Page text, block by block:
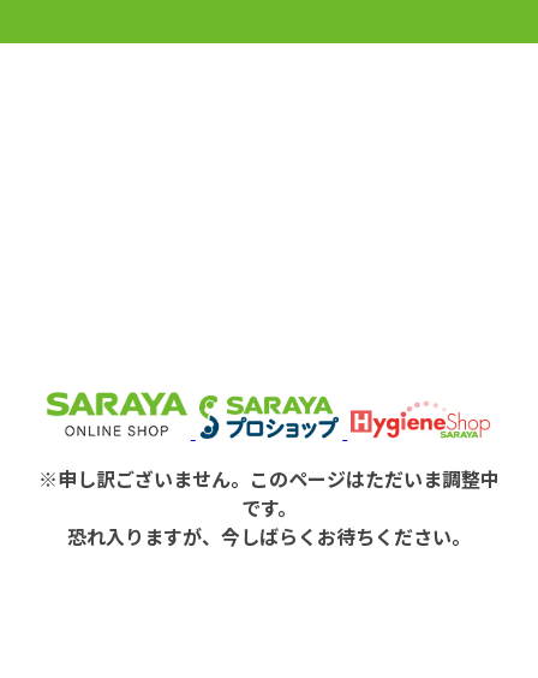
※申し訳ございません。このページはただいま調整中
です。
恐れ入りますが、今しばらくお待ちください。